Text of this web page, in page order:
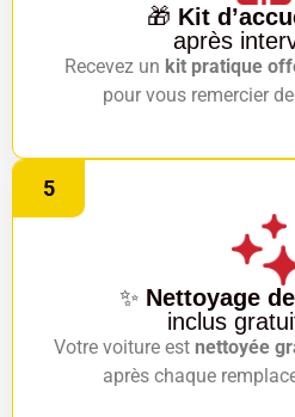
🎁 Kit
après
Recevez un kit pratique
pour vous remercier
5
✨ Nettoyage
inclus
Votre voiture est nettoyée
après chaque